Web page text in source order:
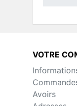
Pièces
VOTRE
Avoirs